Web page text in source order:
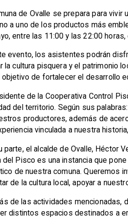
de Ovalle se prepara para
a uno de los productos más
entre las 11:00 y las 22:00
evento, los asistentes podrán
la cultura pisquera y el patrimonio
objetivo de fortalecer el desarrollo
de la Cooperativa Control
del territorio. Según sus
productores, además de
vinculada a nuestra
parte, el alcalde de Ovalle, Héctor
del Pisco es una instancia que
de nuestra comuna. Queremos
de la cultura local, apoyar a
de las actividades mencionadas,
distintos espacios destinados a